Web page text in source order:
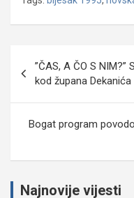
Navigacija
objava
”ČAS, A ČO S
kod župana Dekanića
Bogat program
Najnovije vijesti